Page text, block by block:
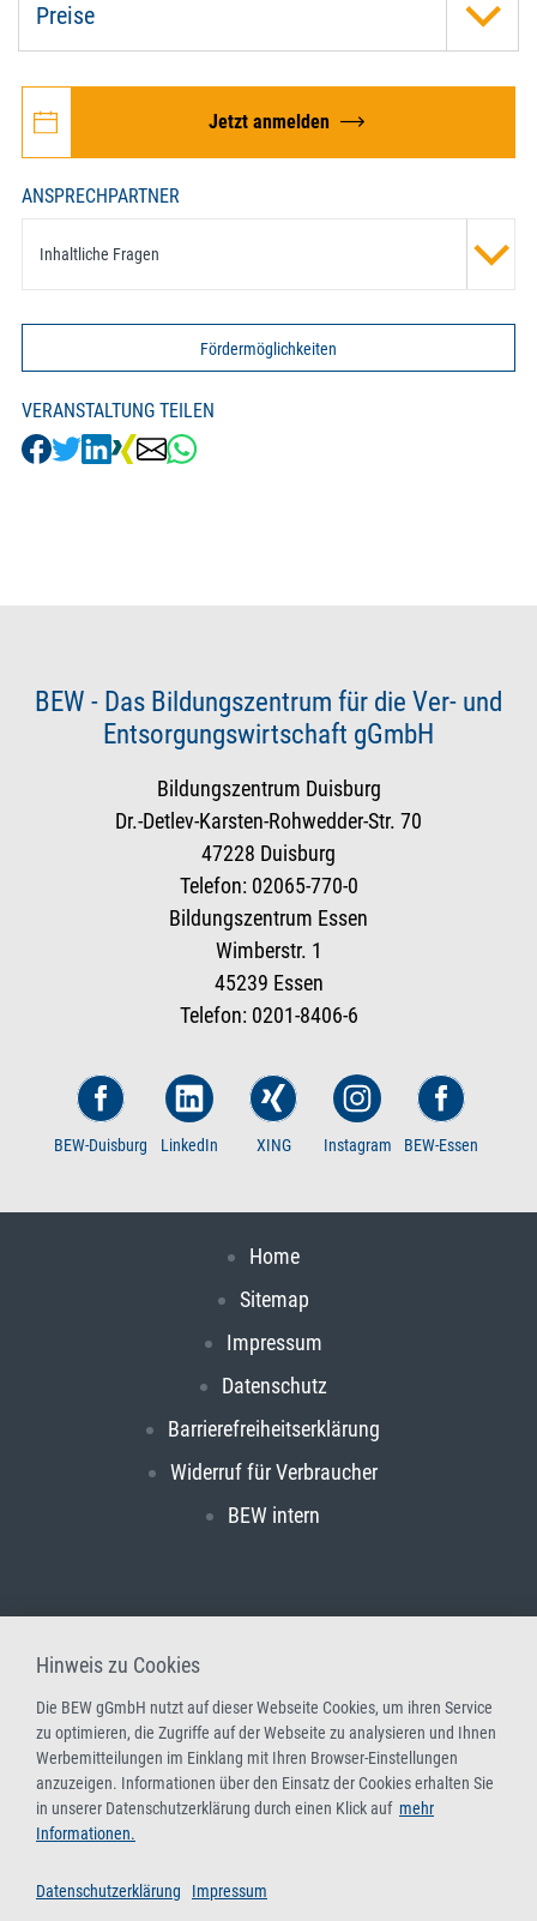
Preise
Jetzt anmelden
ANSPRECHPARTNER
Inhaltliche Fragen
Fördermöglichkeiten
VERANSTALTUNG TEILEN
BEW - Das Bildungszentrum für die Ver- und
Entsorgungswirtschaft gGmbH
Bildungszentrum Duisburg
Dr.-Detlev-Karsten-Rohwedder-Str. 70
47228 Duisburg
Telefon: 02065-770-0
Bildungszentrum Essen
Wimberstr. 1
45239 Essen
Telefon: 0201-8406-6
BEW-Duisburg LinkedIn XING Instagram BEW-Essen
Home
Sitemap
Impressum
Datenschutz
Barrierefreiheitserklärung
Widerruf für Verbraucher
BEW intern
Hinweis zu Cookies
Die BEW gGmbH nutzt auf dieser Webseite Cookies, um ihren Service
zu optimieren, die Zugriffe auf der Webseite zu analysieren und Ihnen
Werbemitteilungen im Einklang mit Ihren Browser-Einstellungen
anzuzeigen. Informationen über den Einsatz der Cookies erhalten Sie
in unserer Datenschutzerklärung durch einen Klick auf mehr
Informationen.
Datenschutzerklärung Impressum